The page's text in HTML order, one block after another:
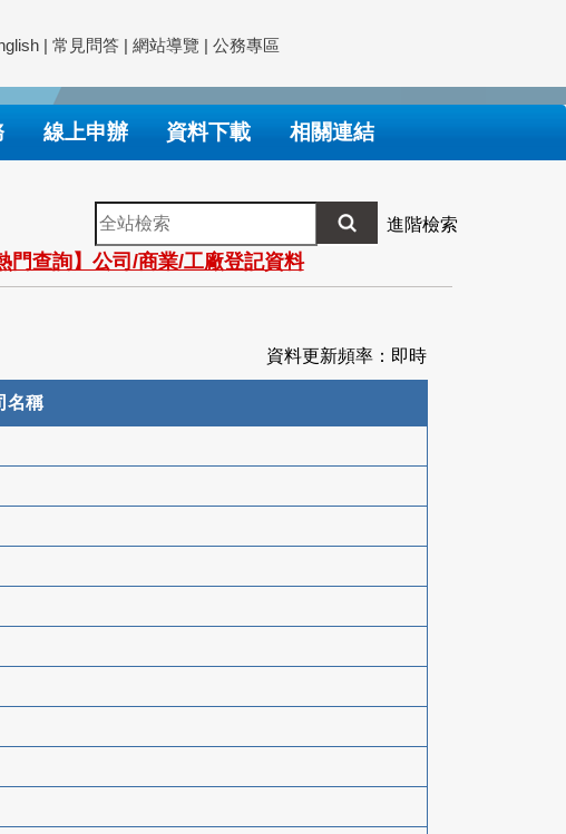
| 常見問答 | 網站導覽 | 公務專區
線上申辦 資料下載 相關連結
全
站
檢
索
進階檢索
門查詢】公司/商業/工廠登記資料
資料更新頻率：即時
名稱